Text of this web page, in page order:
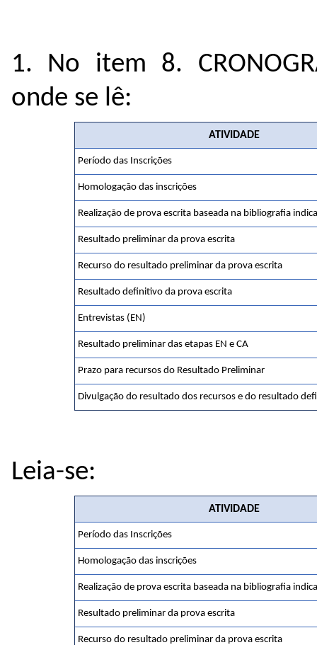
1. No item 8.
onde se lê:
ATIVIDADE
Período das Inscrições
Homologação das inscrições
Realização de prova escrita baseada na bibliografia
Resultado preliminar da prova escrita
Recurso do resultado preliminar da prova escrita
Resultado definitivo da prova escrita
Entrevistas (EN)
Resultado preliminar das etapas EN e CA
Prazo para recursos do Resultado Preliminar
Divulgação do resultado dos recursos e do resultado
Leia-se:
ATIVIDADE
Período das Inscrições
Homologação das inscrições
Realização de prova escrita baseada na bibliografia
Resultado preliminar da prova escrita
Recurso do resultado preliminar da prova escrita